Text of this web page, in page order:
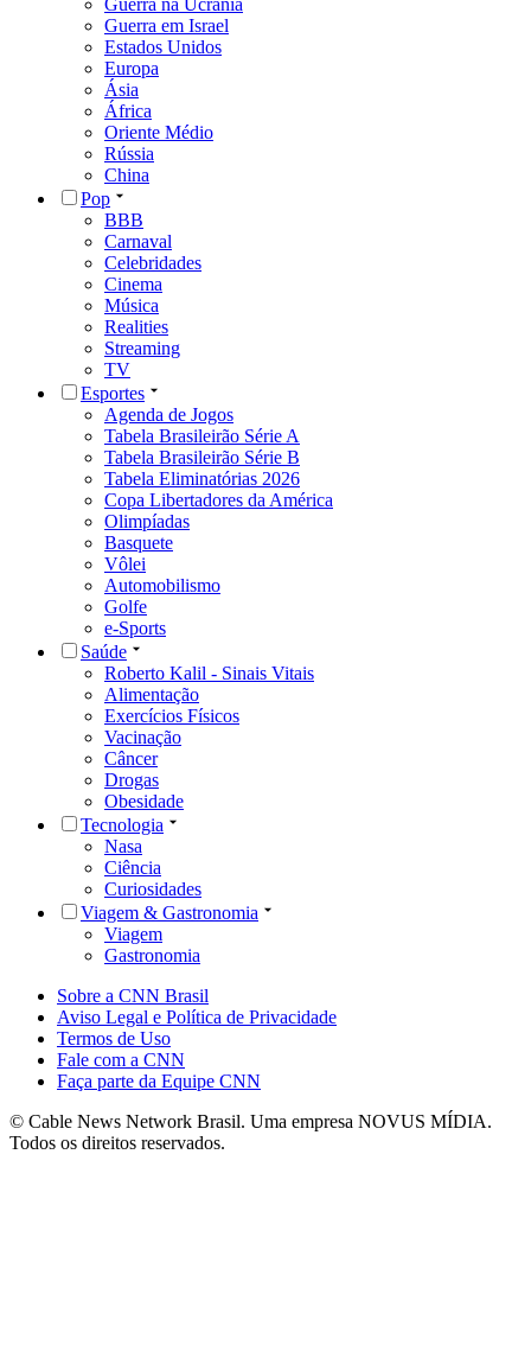
Guerra em Israel
Estados Unidos
Europa
Ásia
África
Oriente Médio
Rússia
China
Pop
BBB
Carnaval
Celebridades
Cinema
Música
Realities
Streaming
TV
Esportes
Agenda de Jogos
Tabela Brasileirão Série A
Tabela Brasileirão Série B
Tabela Eliminatórias 2026
Copa Libertadores da América
Olimpíadas
Basquete
Vôlei
Automobilismo
Golfe
e-Sports
Saúde
Roberto Kalil - Sinais Vitais
Alimentação
Exercícios Físicos
Vacinação
Câncer
Drogas
Obesidade
Tecnologia
Nasa
Ciência
Curiosidades
Viagem & Gastronomia
Viagem
Gastronomia
Sobre a CNN Brasil
Aviso Legal e Política de Privacidade
Termos de Uso
Fale com a CNN
Faça parte da Equipe CNN
© Cable News Network Brasil. Uma empresa NOVUS MÍDIA.
Todos os direitos reservados.